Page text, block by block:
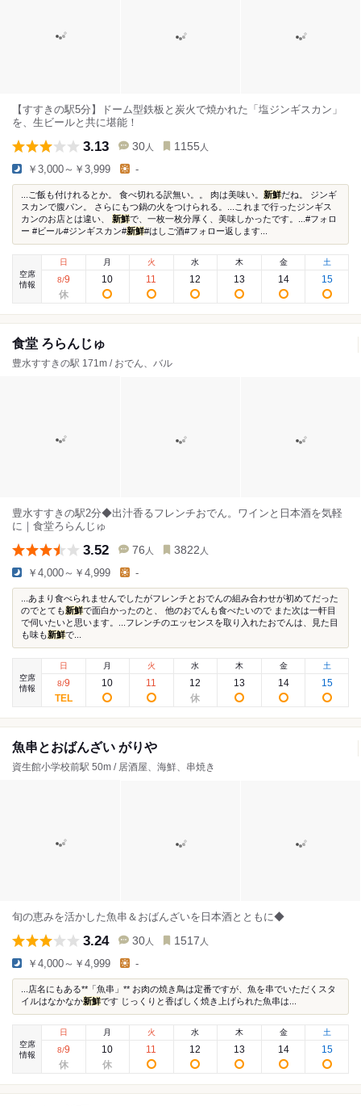
【すすきの駅5分】ドーム型鉄板と炭火で焼かれた「塩ジンギスカン」
を、生ビールと共に堪能！
3.13 30 人 1155 人
￥3,000～￥3,999 -
...ご飯も付けれるとか。 食べ切れる訳無い。。 肉は美味い。 新鮮だね。 ジンギ
スカンで腹パン。 さらにもつ鍋の火をつけられる。...これまで行ったジンギス
カンのお店とは違い、 新鮮で、一枚一枚分厚く、美味しかったです。...#フォロ
ー #ビール#ジンギスカン#新鮮#はしご酒#フォロー返します...
空席
情報
日
8/9
月
10
火
11
水
12
木
13
金
14
土
15
食堂 ろらんじゅ
豊水すすきの駅 171m / おでん、バル
豊水すすきの駅2分◆出汁香るフレンチおでん。ワインと日本酒を気軽
に｜食堂ろらんじゅ
3.52 76 人 3822 人
￥4,000～￥4,999 -
...あまり食べられませんでしたがフレンチとおでんの組み合わせが初めてだった
のでとても新鮮で面白かったのと、 他のおでんも食べたいので また次は一軒目
で伺いたいと思います。...フレンチのエッセンスを取り入れたおでんは、見た目
も味も新鮮で...
空席
情報
日
8/9
月
10
火
11
水
12
木
13
金
14
土
15
魚串とおばんざい がりや
資生館小学校前駅 50m / 居酒屋、海鮮、串焼き
旬の恵みを活かした魚串＆おばんざいを日本酒とともに◆
3.24 30 人 1517 人
￥4,000～￥4,999 -
...店名にもある**「魚串」** お肉の焼き鳥は定番ですが、魚を串でいただくスタ
イルはなかなか新鮮です じっくりと香ばしく焼き上げられた魚串は...
空席
情報
日
8/9
月
10
火
11
水
12
木
13
金
14
土
15